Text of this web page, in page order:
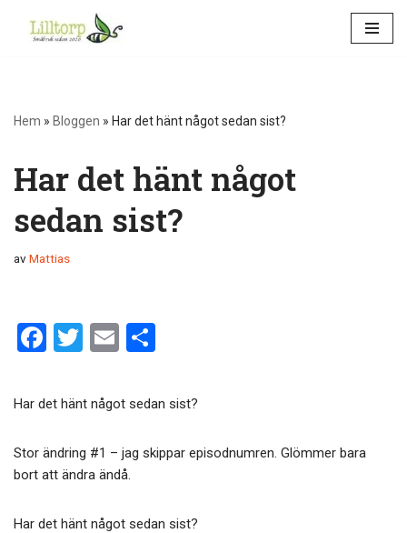
Hem » Bloggen » Har det hänt något sedan sist?
Har det hänt något
sedan sist?
avMattias
F
ce
o
o
k
T
tt
E
ail a
Har det hänt något sedan sist?
Stor ändring #1 – jag skippar episodnumren. Glömmer bara
bort att ändra ändå.
Har det hänt något sedan sist?